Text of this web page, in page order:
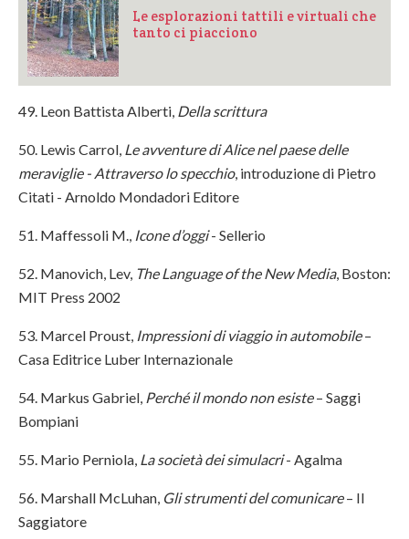
Le esplorazioni tattili e virtuali che
tanto ci piacciono
49. Leon Battista Alberti, Della scrittura
50. Lewis Carrol, Le avventure di Alice nel paese delle
meraviglie - Attraverso lo specchio, introduzione di Pietro
Citati - Arnoldo Mondadori Editore
51. Maffessoli M., Icone d’oggi- Sellerio
52. Manovich, Lev, The Language of the New Media, Boston:
MIT Press 2002
53. Marcel Proust, Impressioni di viaggio in automobile–
Casa Editrice Luber Internazionale
54. Markus Gabriel, Perché il mondo non esiste– Saggi
Bompiani
55. Mario Perniola, La società dei simulacri- Agalma
56. Marshall McLuhan, Gli strumenti del comunicare– Il
Saggiatore